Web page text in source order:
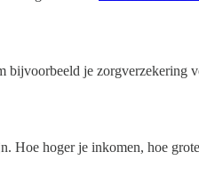
je
hoger je inkomen, hoe